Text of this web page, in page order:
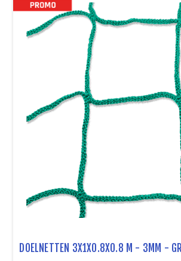
DOELNETTEN 3X1X0.8X0.8 M - 3MM -